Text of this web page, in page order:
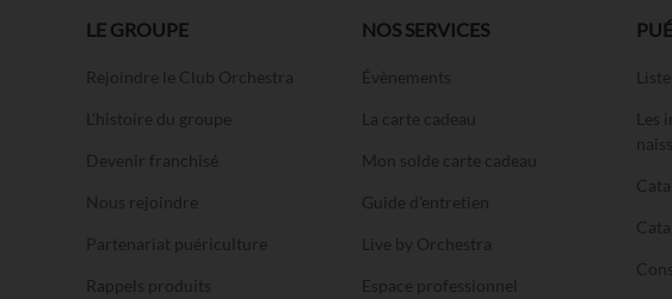
LE GROUPE
Rejoindre le Club Orchestra
L'histoire du groupe
Devenir franchisé
Nous rejoindre
Partenariat puériculture
Rappels produits
NOS SERVICES
Évènements
La carte cadeau
Mon solde carte cadeau
Guide d'entretien
Live by Orchestra
Espace professionnel